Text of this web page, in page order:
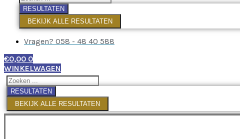
RESULTATEN
BEKIJK ALLE RESULTATEN
Vragen? 058 - 48 40 588
€0,00 0
WINKELWAGEN
RESULTATEN
BEKIJK ALLE RESULTATEN